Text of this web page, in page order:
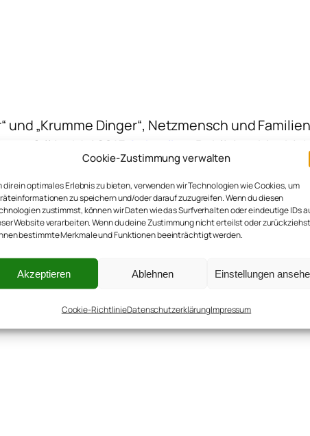
Cookie-Zustimmung verwalten
dir ein optimales Erlebnis zu bieten, verwenden wir Technologien wie Cookies, um
zu speichern und/oder darauf zuzugreifen. Wenn du diesen
zustimmst, können wir Daten wie das Surfverhalten oder eindeutige IDs
Website verarbeiten. Wenn du deine Zustimmung nicht erteilst oder
bestimmte Merkmale und Funktionen beeinträchtigt werden.
Akzeptieren Ablehnen Einstellungen
Cookie-RichtlinieDatenschutzerklärungImpressum
und „Krumme Dinger“, Netzmensch und
im Mai 2015 Aphasiker
. Publiziert hier
hier
Annettein seinem Auftrag seinen